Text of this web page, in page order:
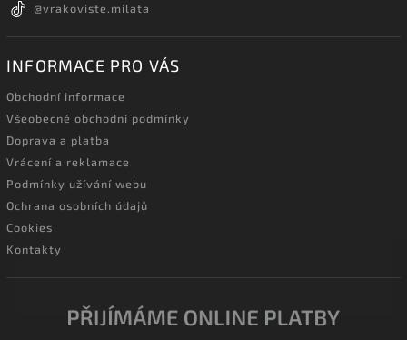
@vrakoviste.milata
INFORMACE PRO VÁS
Obchodní informace
Všeobecné obchodní podmínky
Doprava a platba
Vrácení a reklamace
Podmínky užívání webu
Ochrana osobních údajů
Cookies
Kontakty